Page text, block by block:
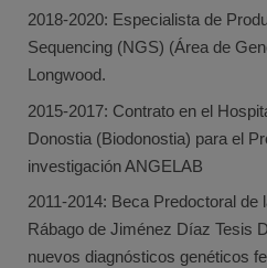
2018-2020: Especialista de
Sequencing (NGS) (Área de
Longwood.
2015-2017: Contrato en el
Donostia (Biodonostia) para el
investigación ANGELAB
2011-2014: Beca Predoctoral de
Rábago de Jiménez Díaz Tesis
nuevos diagnósticos genéticos